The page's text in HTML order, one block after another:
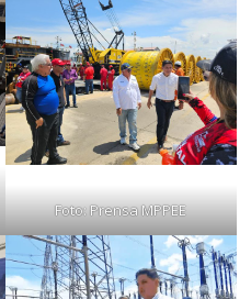
Foto: Prensa MPPEE